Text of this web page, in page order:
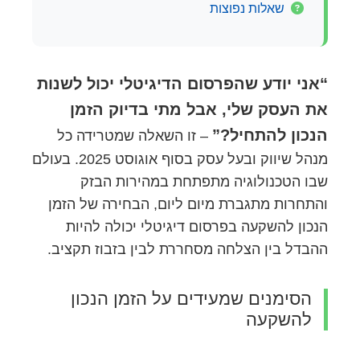
שאלות נפוצות
“אני יודע שהפרסום הדיגיטלי יכול לשנות
את העסק שלי, אבל מתי בדיוק הזמן
הנכון להתחיל?” – זו השאלה שמטרידה כל
מנהל שיווק ובעל עסק בסוף אוגוסט 2025. בעולם
שבו הטכנולוגיה מתפתחת במהירות הבזק
והתחרות מתגברת מיום ליום, הבחירה של הזמן
הנכון להשקעה בפרסום דיגיטלי יכולה להיות
ההבדל בין הצלחה מסחררת לבין בזבוז תקציב.
הסימנים שמעידים על הזמן הנכון
להשקעה